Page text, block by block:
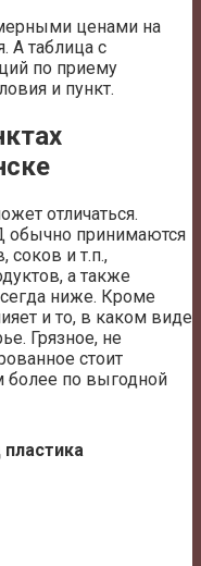
ценами на
А таблица с
по приему
и пункт.
отличаться.
обычно принимаются
соков и т.п.,
а также
ниже. Кроме
и то, в каком виде
Грязное, не
стоит
по выгодной
пластика